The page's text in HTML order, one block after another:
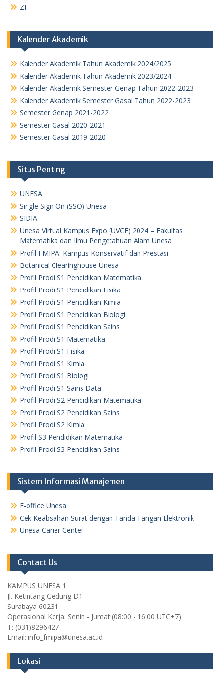
ZI
Kalender Akademik
Kalender Akademik Tahun Akademik 2024/2025
Kalender Akademik Tahun Akademik 2023/2024
Kalender Akademik Semester Genap Tahun 2022-2023
Kalender Akademik Semester Gasal Tahun 2022-2023
Semester Genap 2021-2022
Semester Gasal 2020-2021
Semester Gasal 2019-2020
Situs Penting
UNESA
Single Sign On (SSO) Unesa
SIDIA
Unesa Virtual Kampus Expo (UVCE) 2024 – Fakultas
Matematika dan Ilmu Pengetahuan Alam Unesa
Profil FMIPA: Kampus Konservatif dan Prestasi
Botanical Clearinghouse Unesa
Profil Prodi S1 Pendidikan Matematika
Profil Prodi S1 Pendidikan Fisika
Profil Prodi S1 Pendidikan Kimia
Profil Prodi S1 Pendidikan Biologi
Profil Prodi S1 Pendidikan Sains
Profil Prodi S1 Matematika
Profil Prodi S1 Fisika
Profil Prodi S1 Kimia
Profil Prodi S1 Biologi
Profil Prodi S1 Sains Data
Profil Prodi S2 Pendidikan Matematika
Profil Prodi S2 Pendidikan Sains
Profil Prodi S2 Kimia
Profil S3 Pendidikan Matematika
Profil Prodi S3 Pendidikan Sains
Sistem Informasi Manajemen
E-office Unesa
Cek Keabsahan Surat dengan Tanda Tangan Elektronik
Unesa Carier Center
Contact Us
KAMPUS UNESA 1
Jl. Ketintang Gedung D1
Surabaya 60231
Operasional Kerja: Senin - Jumat (08:00 - 16:00 UTC+7)
T: (031)8296427
Email: info_fmipa@unesa.ac.id
Lokasi